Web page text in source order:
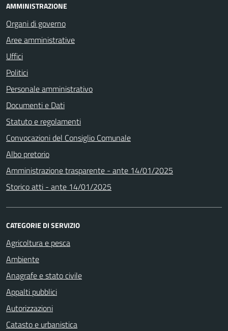
AMMINISTRAZIONE
Organi di governo
Aree amministrative
Uffici
Politici
Personale amministrativo
Documenti e Dati
Statuto e regolamenti
Convocazioni del Consiglio Comunale
Albo pretorio
Amministrazione trasparente - ante 14/01/2025
Storico atti - ante 14/01/2025
CATEGORIE DI SERVIZIO
Agricoltura e pesca
Ambiente
Anagrafe e stato civile
Appalti pubblici
Autorizzazioni
Catasto e urbanistica